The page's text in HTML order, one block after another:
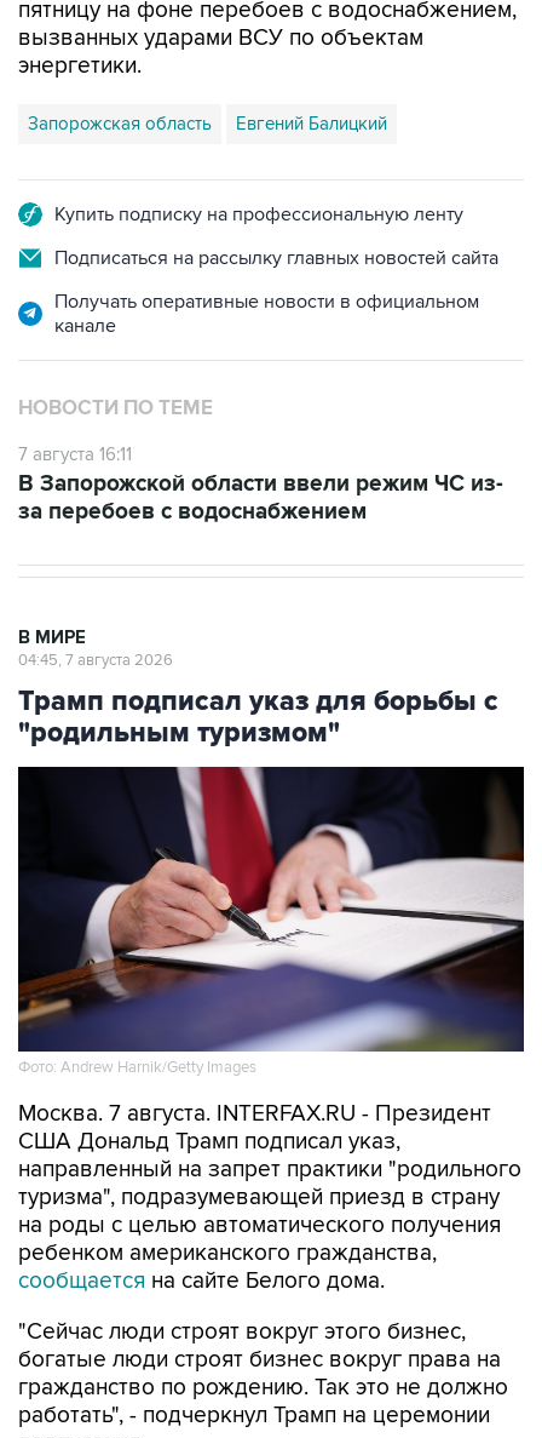
пятницу на фоне перебоев с водоснабжением,
вызванных ударами ВСУ по объектам
энергетики.
Запорожская область Евгений Балицкий
Купить подписку на профессиональную ленту
Подписаться на рассылку главных новостей сайта
Получать оперативные новости в официальном
канале
НОВОСТИ ПО ТЕМЕ
7 августа 16:11
В Запорожской области ввели режим ЧС из-
за перебоев с водоснабжением
В МИРЕ
04:45, 7 августа 2026
Трамп подписал указ для борьбы с
"родильным туризмом"
Фото: Andrew Harnik/Getty Images
Москва. 7 августа. INTERFAX.RU - Президент
США Дональд Трамп подписал указ,
направленный на запрет практики "родильного
туризма", подразумевающей приезд в страну
на роды с целью автоматического получения
ребенком американского гражданства,
сообщается на сайте Белого дома.
"Сейчас люди строят вокруг этого бизнес,
богатые люди строят бизнес вокруг права на
гражданство по рождению. Так это не должно
работать", - подчеркнул Трамп на церемонии